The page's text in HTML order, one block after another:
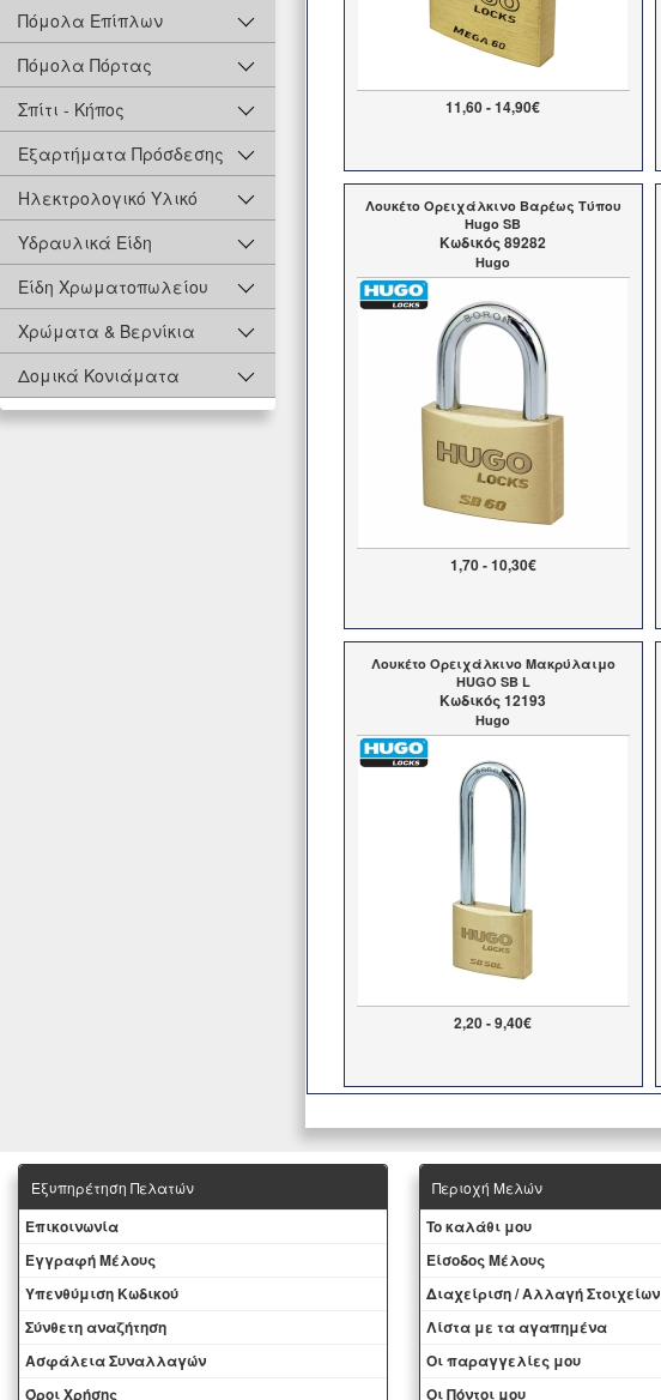
Πόμολα Επίπλων
Πόμολα Πόρτας
Σπίτι - Κήπος
Εξαρτήματα Πρόσδεσης
Ηλεκτρολογικό Υλικό
Υδραυλικά Είδη
Είδη Χρωματοπωλείου
Χρώματα & Βερνίκια
Δομικά Κονιάματα
11,60 - 14,90€
Λουκέτο Ορειχάλκινο Βαρέως Τύπου
Hugo SB
Kωδικός 89282
Hugo
1,70 - 10,30€
Λουκέτο Ορειχάλκινο Μακρύλαιμο
HUGO SB L
Kωδικός 12193
Hugo
2,20 - 9,40€
Εξυπηρέτηση Πελατών
Eπικοινωνία
Εγγραφή Μέλους
Yπενθύμιση Κωδικού
Σύνθετη αναζήτηση
Ασφάλεια Συναλλαγών
Όροι Χρήσης
Περιοχή Mελών
To καλάθι μου
Eίσοδος Μέλους
Διαχείριση / Aλλαγή Στοιχείων
Λίστα με τα αγαπημένα
Oι παραγγελίες μου
Οι Πόντοι μου